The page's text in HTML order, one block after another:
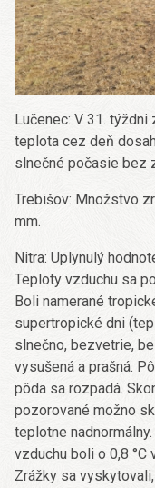
Lučenec: V 31.
teplota cez deň
slnečné počasie bez
Trebišov: Množstvo
mm.
Nitra: Uplynulý
Teploty vzduchu sa
Boli namerané
supertropické dni
slnečno, bezvetrie,
vysušená a prašná.
pôda sa rozpadá.
pozorované možno
teplotne
vzduchu boli o 0,8 °C
Zrážky sa